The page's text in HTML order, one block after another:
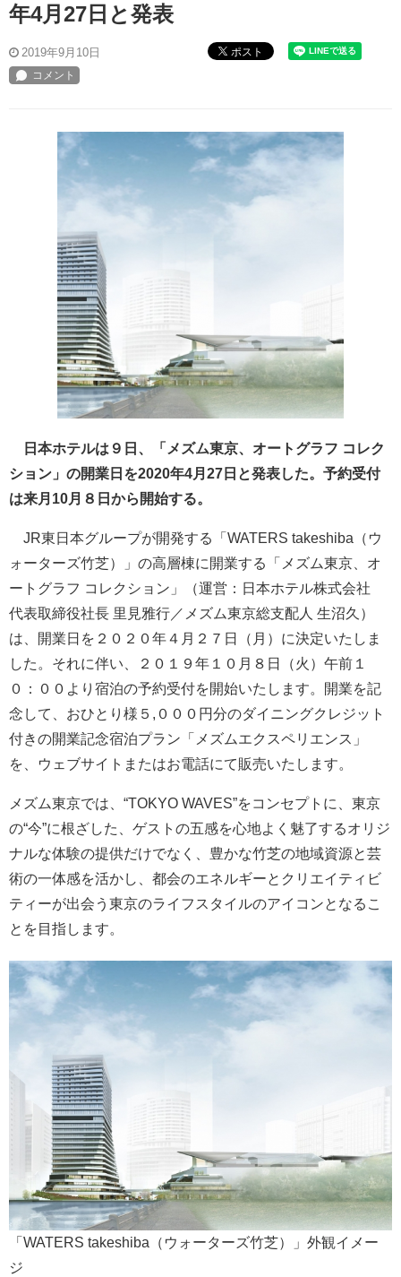
年4月27日と発表
2019年9月10日 ポスト
日本ホテルは９日、「メズム東京、オートグラフ コレク
ション」の開業日を2020年4月27日と発表した。予約受付
は来月10月８日から開始する。
JR東日本グループが開発する「WATERS takeshiba（ウ
ォーターズ竹芝）」の高層棟に開業する「メズム東京、オ
ートグラフ コレクション」（運営：日本ホテル株式会社
代表取締役社長 里見雅行／メズム東京総支配人 生沼久）
は、開業日を２０２０年４月２７日（月）に決定いたしま
した。それに伴い、２０１９年１０月８日（火）午前１
０：００より宿泊の予約受付を開始いたします。開業を記
念して、おひとり様５,０００円分のダイニングクレジット
付きの開業記念宿泊プラン「メズムエクスペリエンス」
を、ウェブサイトまたはお電話にて販売いたします。
メズム東京では、“TOKYO WAVES”をコンセプトに、東京
の“今”に根ざした、ゲストの五感を心地よく魅了するオリジ
ナルな体験の提供だけでなく、豊かな竹芝の地域資源と芸
術の一体感を活かし、都会のエネルギーとクリエイティビ
ティーが出会う東京のライフスタイルのアイコンとなるこ
とを目指します。
「WATERS takeshiba（ウォーターズ竹芝）」外観イメー
ジ